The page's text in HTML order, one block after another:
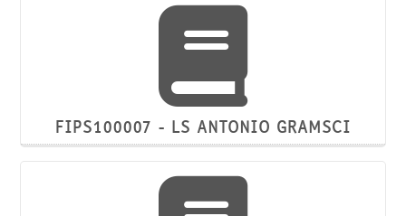
FIPS100007 - LS ANTONIO GRAMSCI